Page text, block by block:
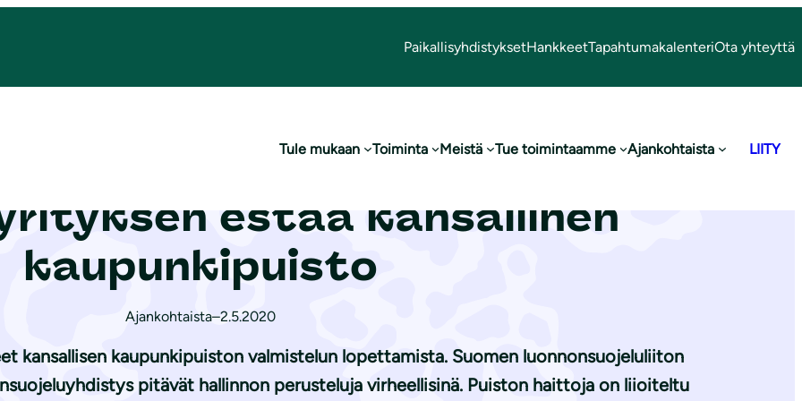
PaikallisyhdistyksetHankkeetTapahtumakalenteriOta yhteyttä
Tule mukaan Toiminta Meistä Tue toimintaamme Ajankohtaista LIITY
yrityksen estää kansallinen kaupunkipuisto
tyrmäävät Helsingin
estää kansallinen
kaupunkipuisto
Ajankohtaista–2.5.2020
kansallisen kaupunkipuiston valmistelun lopettamista. Suomen luonnonsuojeluliiton
pitävät hallinnon perusteluja virheellisinä. Puiston haittoja on liioiteltu